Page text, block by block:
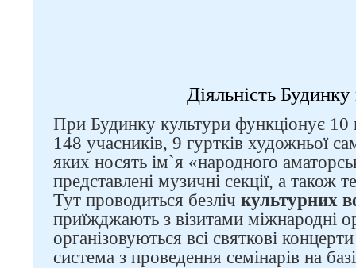
Діяльність
При Будинку культури функціонує 10
148 учасників, 9 гуртків художньої
яких носять ім`я «народного
представлені музичні секції, а також
Тут проводиться безліч культурних
приїжджають з візитами міжнародні
організовуються всі святкові
система з проведення семінарів на